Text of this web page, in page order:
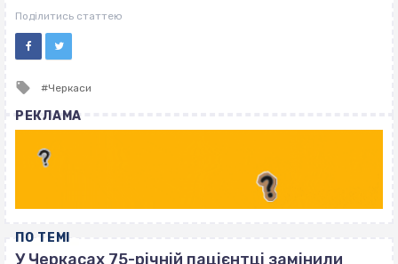
Поділитись статтею
Tagged
Черкаси
РЕКЛАМА
ПО ТЕМІ
У Черкасах 75-річній пацієнтці замінили